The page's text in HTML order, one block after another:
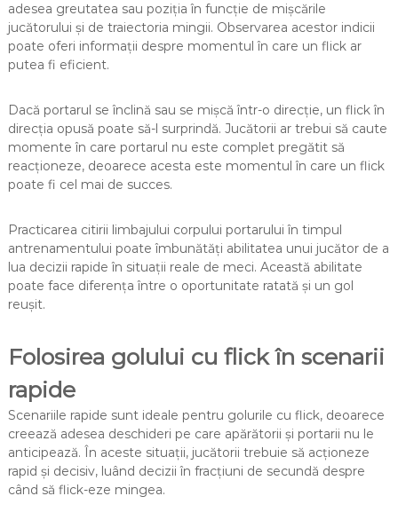
adesea greutatea sau poziția în funcție de mișcările
jucătorului și de traiectoria mingii. Observarea acestor indicii
poate oferi informații despre momentul în care un flick ar
putea fi eficient.
Dacă portarul se înclină sau se mișcă într-o direcție, un flick în
direcția opusă poate să-l surprindă. Jucătorii ar trebui să caute
momente în care portarul nu este complet pregătit să
reacționeze, deoarece acesta este momentul în care un flick
poate fi cel mai de succes.
Practicarea citirii limbajului corpului portarului în timpul
antrenamentului poate îmbunătăți abilitatea unui jucător de a
lua decizii rapide în situații reale de meci. Această abilitate
poate face diferența între o oportunitate ratată și un gol
reușit.
Folosirea golului cu flick în scenarii
rapide
Scenariile rapide sunt ideale pentru golurile cu flick, deoarece
creează adesea deschideri pe care apărătorii și portarii nu le
anticipează. În aceste situații, jucătorii trebuie să acționeze
rapid și decisiv, luând decizii în fracțiuni de secundă despre
când să flick-eze mingea.